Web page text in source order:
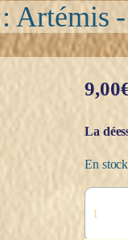
: Artémis
9,00
La
En stock